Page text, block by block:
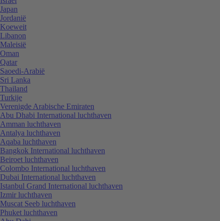
Japan
Jordanië
Koeweit
Libanon
Maleisië
Oman
Qatar
Saoedi-Arabië
Sri Lanka
Thailand
Turkije
Verenigde Arabische Emiraten
Abu Dhabi International luchthaven
Amman luchthaven
Antalya luchthaven
Aqaba luchthaven
Bangkok International luchthaven
Beiroet luchthaven
Colombo International luchthaven
Dubai International luchthaven
Istanbul Grand International luchthaven
Izmir luchthaven
Muscat Seeb luchthaven
Phuket luchthaven